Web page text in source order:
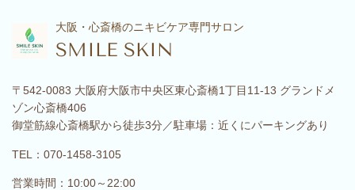
大阪・心斎橋のニキビケア専門サロン
SMILE SKIN
〒542-0083 大阪府大阪市中央区東心斎橋1丁目11-13 グランドメ
ゾン心斎橋406
御堂筋線心斎橋駅から徒歩3分／駐車場：近くにパーキングあり
TEL：070-1458-3105
営業時間：10:00～22:00